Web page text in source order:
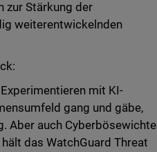
zur Stärkung der
weiterentwickelnden
Experimentieren mit KI-
gang und gäbe,
Aber auch Cyberbösewichte
das WatchGuard Threat